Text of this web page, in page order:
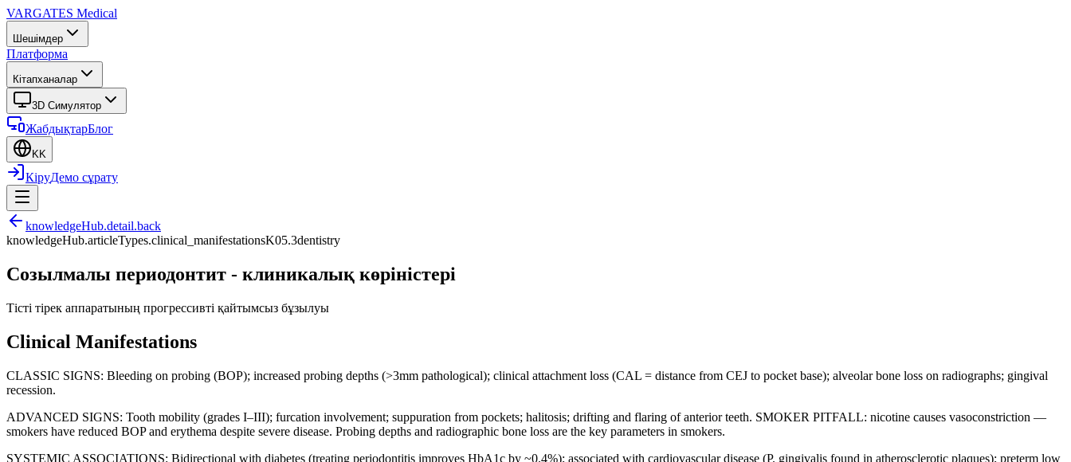
VARGATES Medical
Шешімдер
Платформа
Кітапханалар
3D Симулятор
ЖабдықтарБлог
KK
КіруДемо сұрату
knowledgeHub.detail.back
knowledgeHub.articleTypes.clinical_manifestationsK05.3dentistry
Созылмалы периодонтит - клиникалық көріністері
Тісті тірек аппаратының прогрессивті қайтымсыз бұзылуы
Clinical Manifestations
CLASSIC SIGNS: Bleeding on probing (BOP); increased probing depths (>3mm pathological); clinical attachment loss (CAL = distance from CEJ to pocket base); alveolar bone loss on radiographs; gingival
recession.
ADVANCED SIGNS: Tooth mobility (grades I–III); furcation involvement; suppuration from pockets; halitosis; drifting and flaring of anterior teeth. SMOKER PITFALL: nicotine causes vasoconstriction —
smokers have reduced BOP and erythema despite severe disease. Probing depths and radiographic bone loss are the key parameters in smokers.
SYSTEMIC ASSOCIATIONS: Bidirectional with diabetes (treating periodontitis improves HbA1c by ~0.4%); associated with cardiovascular disease (P. gingivalis found in atherosclerotic plaques); preterm low